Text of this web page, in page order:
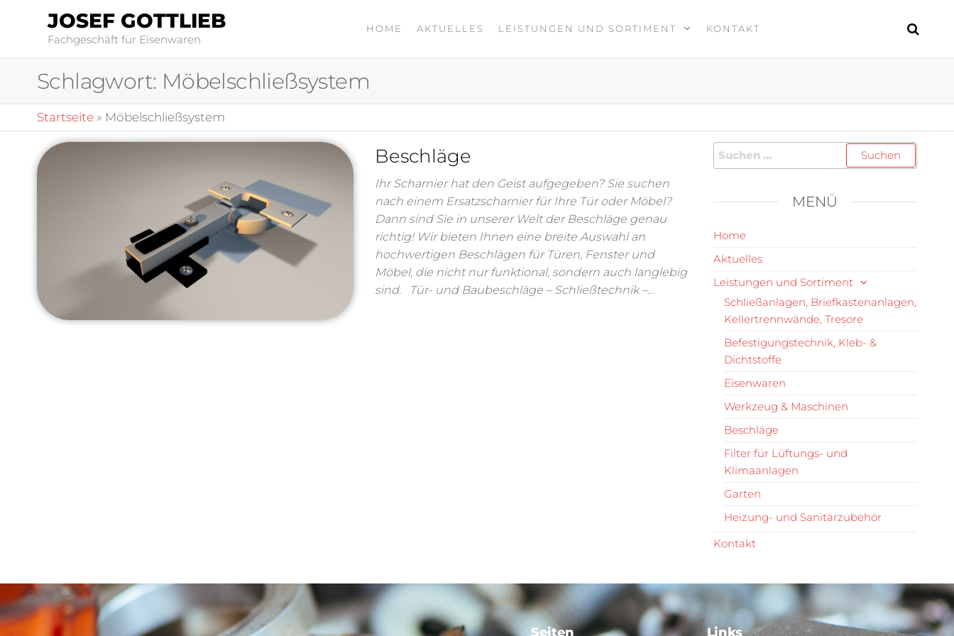
JOSEF GOTTLIEB
Fachgeschäft für Eisenwaren
HOME AKTUELLES LEISTUNGEN UND SORTIMENT KONTAKT
Schlagwort: Möbelschließsystem
Startseite » Möbelschließsystem
Beschläge
Ihr Scharnier hat den Geist aufgegeben? Sie suchen
nach einem Ersatzscharnier für Ihre Tür oder Möbel?
Dann sind Sie in unserer Welt der Beschläge genau
richtig! Wir bieten Ihnen eine breite Auswahl an
hochwertigen Beschlägen für Türen, Fenster und
Möbel, die nicht nur funktional, sondern auch langlebig
sind. Tür- und Baubeschläge – Schließtechnik –…
MENÜ
Home
Aktuelles
Leistungen und Sortiment
Schließanlagen, Briefkastenanlagen,
Kellertrennwände, Tresore
Befestigungstechnik, Kleb- &
Dichtstoffe
Eisenwaren
Werkzeug & Maschinen
Beschläge
Filter für Lüftungs- und
Klimaanlagen
Garten
Heizung- und Sanitärzubehör
Kontakt
Seiten Links